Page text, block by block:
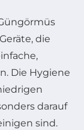
die
Die Hygiene
darauf
sind.